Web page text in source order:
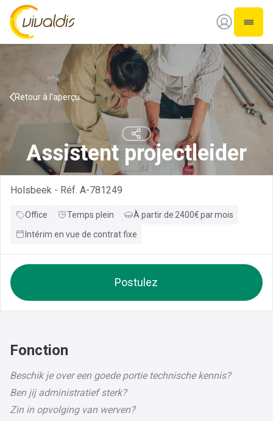
Vivaldis Interim
Ouvrir
Retour à l'aperçu
Assistent projectleider
Holsbeek - Réf. A-781249
Office Temps plein À partir de2400€parmois
Intérim en vue de contrat fixe
Postulez
Fonction
Beschik je over een goede portie technische kennis?
Ben jij administratief sterk?
Zin in opvolging van werven?